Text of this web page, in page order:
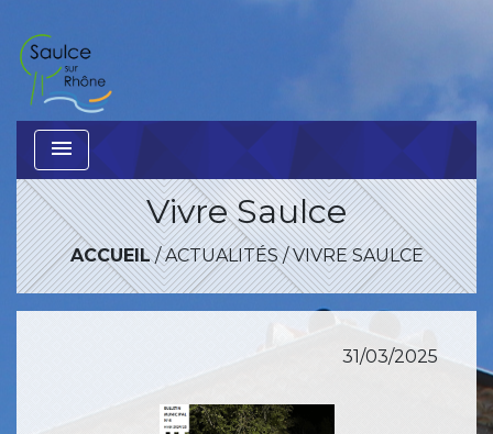
menu
Vivre Saulce
ACCUEIL/ACTUALITÉS/VIVRE SAULCE
31/03/2025